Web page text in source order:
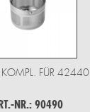
KOMPL. FÜR 42440
NR.: 90490